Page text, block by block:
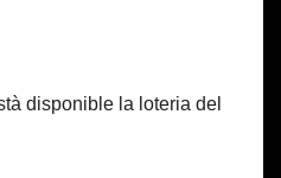
disponible la loteria del